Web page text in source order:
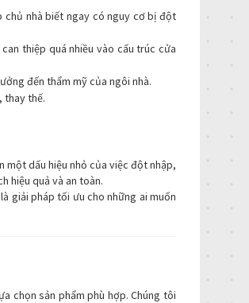
chủ nhà biết ngay có nguy cơ bị đột
thiệp quá nhiều vào cấu trúc cửa
đến thẩm mỹ của ngôi nhà.
thay thế.
một dấu hiệu nhỏ của việc đột nhập,
hiệu quả và an toàn.
giải pháp tối ưu cho những ai muốn
chọn sản phẩm phù hợp. Chúng tôi